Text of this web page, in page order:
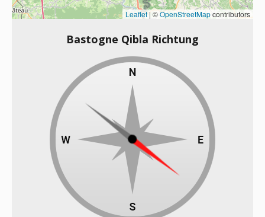
Leaflet | ©OpenStreetMapcontributors
Bastogne Qibla Richtung